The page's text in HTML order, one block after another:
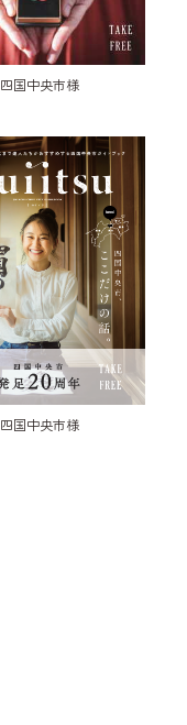
四国中央市様
四国中央市様